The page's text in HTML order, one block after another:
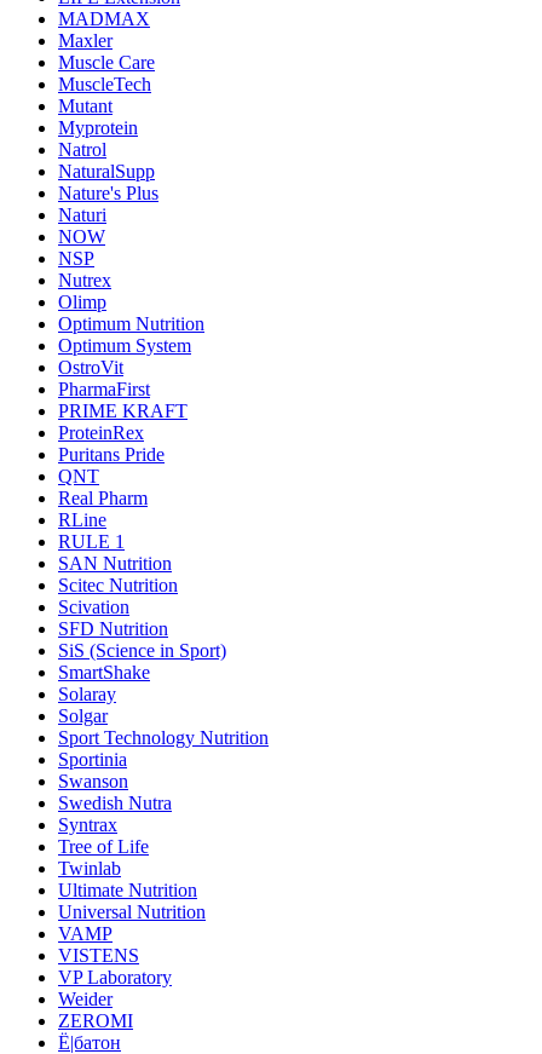
MADMAX
Maxler
Muscle Care
MuscleTech
Mutant
Myprotein
Natrol
NaturalSupp
Nature's Plus
Naturi
NOW
NSP
Nutrex
Olimp
Optimum Nutrition
Optimum System
OstroVit
PharmaFirst
PRIME KRAFT
ProteinRex
Puritans Pride
QNT
Real Pharm
RLine
RULE 1
SAN Nutrition
Scitec Nutrition
Scivation
SFD Nutrition
SiS (Science in Sport)
SmartShake
Solaray
Solgar
Sport Technology Nutrition
Sportinia
Swanson
Swedish Nutra
Syntrax
Tree of Life
Twinlab
Ultimate Nutrition
Universal Nutrition
VAMP
VISTENS
VP Laboratory
Weider
ZEROMI
Ё|батон